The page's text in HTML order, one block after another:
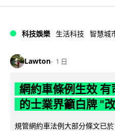
科技娛樂 生活科技 智慧城
Lawton 1 日
網約車條例生效
的士業界籲白牌 "
規管網約車法例大部分條文已